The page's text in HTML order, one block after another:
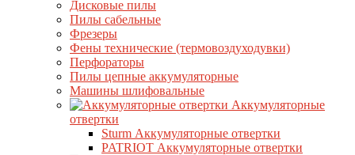
Дисковые пилы
Пилы сабельные
Фрезеры
Фены технические (термовоздуходувки)
Перфораторы
Пилы цепные аккумуляторные
Машины шлифовальные
Аккумуляторные
отвертки
Sturm Аккумуляторные отвертки
PATRIOT Аккумуляторные отвертки